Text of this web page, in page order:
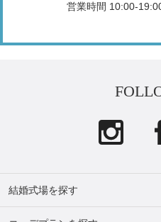
営業時間 10:00-
結婚式場を探す